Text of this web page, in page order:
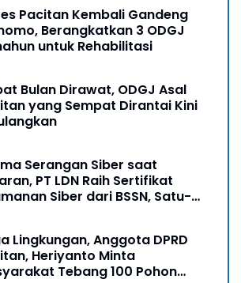
Pacitan Kembali Gandeng
Berangkatkan 3 ODGJ
untuk Rehabilitasi
Bulan Dirawat, ODGJ Asal
yang Sempat Dirantai Kini
Serangan Siber saat
PT LDN Raih Sertifikat
Siber dari BSSN, Satu-
Lingkungan, Anggota DPRD
Heriyanto Minta
Tebang 100 Pohon